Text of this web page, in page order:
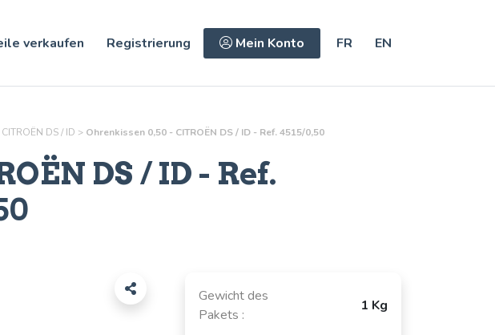
verkaufen Registrierung Mein Konto FR EN
CITROËN DS / ID > Ohrenkissen 0,50 - CITROËN DS / ID - Ref. 4515/0,50
DS / ID - Ref.
Gewicht des
Pakets :
1 Kg